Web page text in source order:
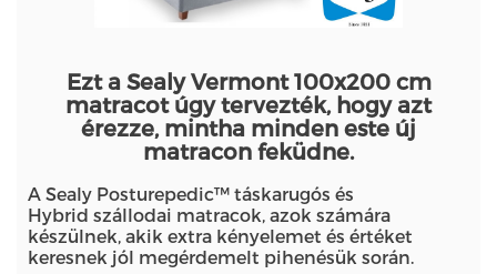
Ezt a Sealy Vermont 100x200 cm
matracot úgy tervezték, hogy azt
érezze, mintha minden este új
matracon feküdne.
A Sealy Posturepedic™ táskarugós és
Hybrid szállodai matracok, azok számára
készülnek, akik extra kényelemet és értéket
keresnek jól megérdemelt pihenésük során.